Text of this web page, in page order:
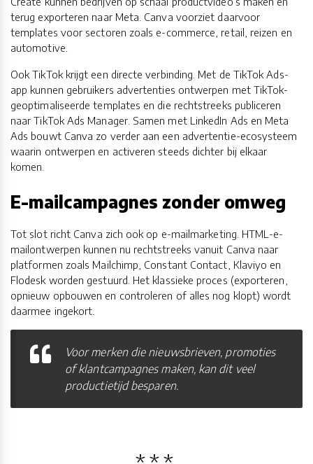
terug exporteren naar Meta. Canva voorziet daarvoor
templates voor sectoren zoals e-commerce, retail, reizen en
automotive.
Ook TikTok krijgt een directe verbinding. Met de TikTok Ads-
app kunnen gebruikers advertenties ontwerpen met TikTok-
geoptimaliseerde templates en die rechtstreeks publiceren
naar TikTok Ads Manager. Samen met LinkedIn Ads en Meta
Ads bouwt Canva zo verder aan een advertentie-ecosysteem
waarin ontwerpen en activeren steeds dichter bij elkaar
komen.
E-mailcampagnes zonder omweg
Tot slot richt Canva zich ook op e-mailmarketing. HTML-e-
mailontwerpen kunnen nu rechtstreeks vanuit Canva naar
platformen zoals Mailchimp, Constant Contact, Klaviyo en
Flodesk worden gestuurd. Het klassieke proces (exporteren,
opnieuw opbouwen en controleren of alles nog klopt) wordt
daarmee ingekort.
Voor merken die nieuwsbrieven, promoties
of klantcampagnes maken, kan dit veel
productietijd besparen.